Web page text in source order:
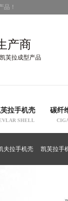
品！
产商
芙拉成型产品
拉手机壳
SHELL
碳纤
夫拉手机壳 凯芙拉手